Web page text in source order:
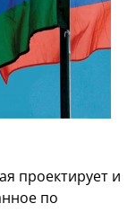
проектирует и
по